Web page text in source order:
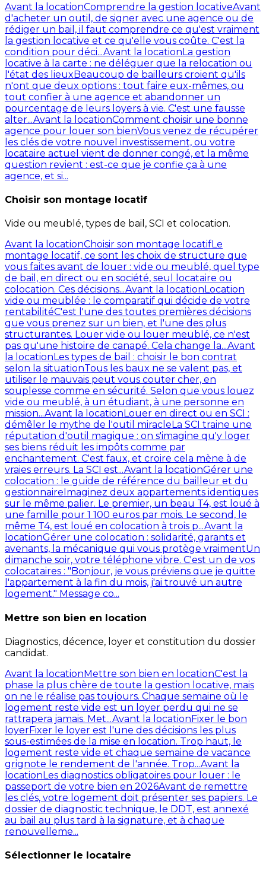
Avant la locationComprendre la gestion locativeAvant
d'acheter un outil, de signer avec une agence ou de
rédiger un bail, il faut comprendre ce qu'est vraiment
la gestion locative et ce qu'elle vous coûte. C'est la
condition pour déci...Avant la locationLa gestion
locative à la carte : ne déléguer que la relocation ou
l'état des lieuxBeaucoup de bailleurs croient qu'ils
n'ont que deux options : tout faire eux-mêmes, ou
tout confier à une agence et abandonner un
pourcentage de leurs loyers à vie. C'est une fausse
alter...Avant la locationComment choisir une bonne
agence pour louer son bienVous venez de récupérer
les clés de votre nouvel investissement, ou votre
locataire actuel vient de donner congé, et la même
question revient : est-ce que je confie ça à une
agence, et si...
Choisir son montage locatif
Vide ou meublé, types de bail, SCI et colocation.
Avant la locationChoisir son montage locatifLe
montage locatif, ce sont les choix de structure que
vous faites avant de louer : vide ou meublé, quel type
de bail, en direct ou en société, seul locataire ou
colocation. Ces décisions...Avant la location Location
vide ou meublée : le comparatif qui décide de votre
rentabilitéC'est l'une des toutes premières décisions
que vous prenez sur un bien, et l'une des plus
structurantes. Louer vide ou louer meublé, ce n'est
pas qu'une histoire de canapé. Cela change la...Avant
la location Les types de bail : choisir le bon contrat
selon la situationTous les baux ne se valent pas, et
utiliser le mauvais peut vous couter cher, en
souplesse comme en sécurité. Selon que vous louez
vide ou meublé, à un étudiant, à une personne en
mission...Avant la location Louer en direct ou en SCI :
démêler le mythe de l'outil miracle La SCI traine une
réputation d'outil magique : on s'imagine qu'y loger
ses biens réduit les impôts comme par
enchantement. C'est faux, et croire cela mène à de
vraies erreurs. La SCI est...Avant la locationGérer une
colocation : le guide de référence du bailleur et du
gestionnaire Imaginez deux appartements identiques
sur le même palier. Le premier, un beau T4, est loué à
une famille pour 1 100 euros par mois. Le second, le
même T4, est loué en colocation à trois p...Avant la
locationGérer une colocation : solidarité, garants et
avenants, la mécanique qui vous protège vraimentUn
dimanche soir, votre téléphone vibre. C'est un de vos
colocataires : "Bonjour, je vous préviens que je quitte
l'appartement à la fin du mois, j'ai trouvé un autre
logement." Message co...
Mettre son bien en location
Diagnostics, décence, loyer et constitution du dossier
candidat.
Avant la locationMettre son bien en locationC'est la
phase la plus chère de toute la gestion locative, mais
on ne le réalise pas toujours. Chaque semaine où le
logement reste vide est un loyer perdu qui ne se
rattrapera jamais. Met...Avant la locationFixer le bon
loyerFixer le loyer est l'une des décisions les plus
sous-estimées de la mise en location. Trop haut, le
logement reste vide et chaque semaine de vacance
grignote le rendement de l'année. Trop...Avant la
locationLes diagnostics obligatoires pour louer : le
passeport de votre bien en 2026Avant de remettre
les clés, votre logement doit présenter ses papiers. Le
dossier de diagnostic technique, le DDT, est annexé
au bail au plus tard à la signature, et à chaque
renouvelleme...
Sélectionner le locataire